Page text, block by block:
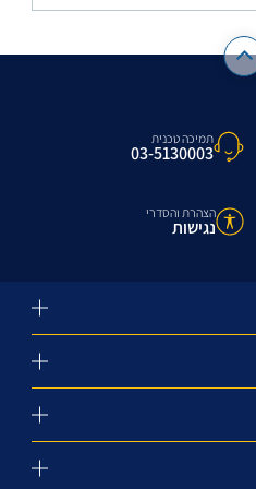
תמיכה טכנית
03-5130003
הצהרת והסדרי
נגישות